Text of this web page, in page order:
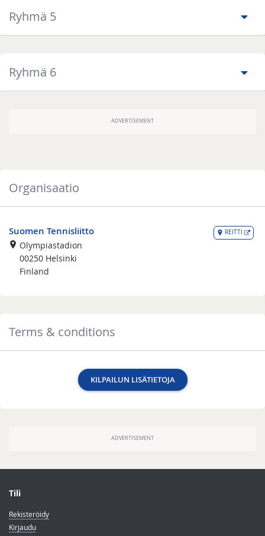
Ryhmä 5
Ryhmä 6
Organisaatio
Suomen Tennisliitto
Olympiastadion
00250 Helsinki
Finland
REITTI
Terms & conditions
KILPAILUN LISÄTIETOJA
Tili
Rekisteröidy
Kirjaudu